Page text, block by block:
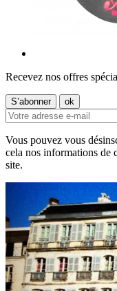
Recevez nos offres
Vous pouvez vous
cela nos informations de
site.